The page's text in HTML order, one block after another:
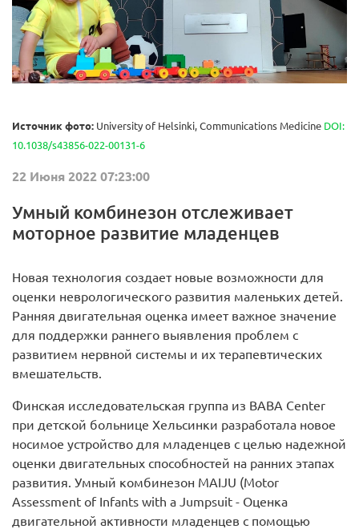
Источник фото: University of Helsinki, Communications Medicine DOI:
10.1038/s43856-022-00131-6
22 Июня 2022 07:23:00
Умный комбинезон отслеживает
моторное развитие младенцев
Новая технология создает новые возможности для
оценки неврологического развития маленьких детей.
Ранняя двигательная оценка имеет важное значение
для поддержки раннего выявления проблем с
развитием нервной системы и их терапевтических
вмешательств.
Финская исследовательская группа из BABA Center
при детской больнице Хельсинки разработала новое
носимое устройство для младенцев с целью надежной
оценки двигательных способностей на ранних этапах
развития. Умный комбинезон MAIJU (Motor
Assessment of Infants with a Jumpsuit - Оценка
двигательной активности младенцев с помощью